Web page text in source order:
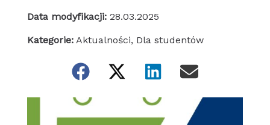
Data modyfikacji: 28.03.2025
Kategorie: Aktualności, Dla studentów